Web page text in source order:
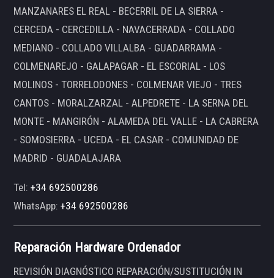
MANZANARES EL REAL - BECERRIL DE LA SIERRA -
CERCEDA - CERCEDILLA - NAVACERRADA - COLLADO
MEDIANO - COLLADO VILLALBA - GUADARRAMA -
COLMENAREJO - GALAPAGAR - EL ESCORIAL - LOS
MOLINOS - TORRELODONES - COLMENAR VIEJO - TRES
CANTOS - MORALZARZAL - ALPEDRETE - LA SERNA DEL
MONTE - MANGIRÓN - ALAMEDA DEL VALLE - LA CABRERA
- SOMOSIERRA - UCEDA - EL CASAR - COMUNIDAD DE
MADRID - GUADALAJARA
Tel:+34 692500286
WhatsApp:+34 692500286
Reparación Hardware Ordenador
REVISIÓN DIAGNÓSTICO REPARACIÓN/SUSTITUCIÓN IN